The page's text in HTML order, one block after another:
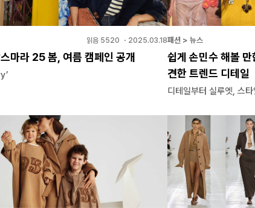
읽음 5520 ・ 2025.03.18
마라 25 봄, 여름 캠페인 공개
패션 > 뉴스
쉽게 손민수 해볼
견한 트렌드 디테일
디테일부터 실루엣, 스